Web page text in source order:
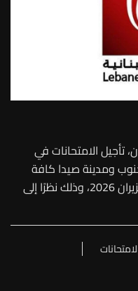
تأجيل الامتحانات في
ومدينة صيدا كافة
أسبوعا إضافيا حتى مساء الأحد 14 حزيران 2026، وذلك نظرًا إلى